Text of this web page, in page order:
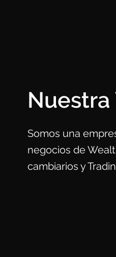
Nuestra
Somos una
negocios de
cambiarios y